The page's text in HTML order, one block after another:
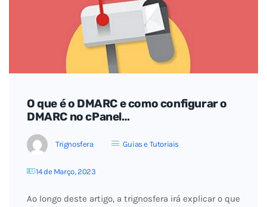
O que é o DMARC e como configurar o
DMARC no cPanel…
Trignosfera Guias e Tutoriais
14 de Março, 2023
Ao longo deste artigo, a trignosfera irá explicar o que